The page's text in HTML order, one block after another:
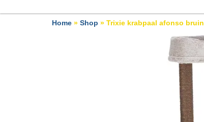
Home » Shop » Trixie krabpaal afonso bruin